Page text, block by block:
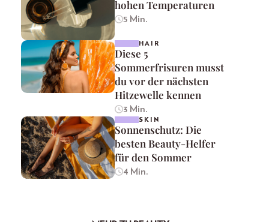
hohen Temperaturen
5 Min.
HAIR
Diese 5
Sommerfrisuren musst
du vor der nächsten
Hitzewelle kennen
3 Min.
SKIN
Sonnenschutz: Die
besten Beauty-Helfer
für den Sommer
4 Min.